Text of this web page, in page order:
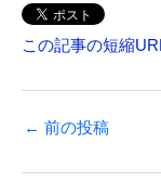
この記事の短縮
← 前の投稿